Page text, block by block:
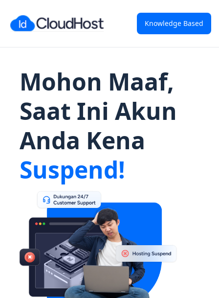
Knowledge Based
Mohon Maaf,
Saat Ini Akun
Anda Kena
Suspend!